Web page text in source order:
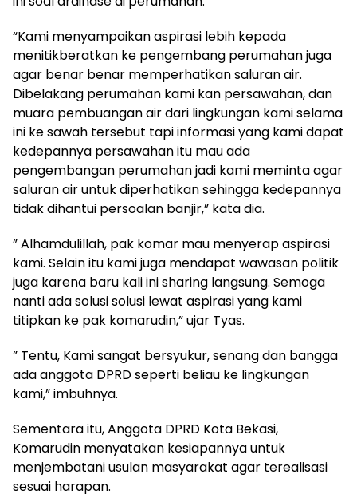
“Kami menyampaikan aspirasi lebih kepada
menitikberatkan ke pengembang perumahan juga
agar benar benar memperhatikan saluran air.
Dibelakang perumahan kami kan persawahan, dan
muara pembuangan air dari lingkungan kami selama
ini ke sawah tersebut tapi informasi yang kami dapat
kedepannya persawahan itu mau ada
pengembangan perumahan jadi kami meminta agar
saluran air untuk diperhatikan sehingga kedepannya
tidak dihantui persoalan banjir,” kata dia.
” Alhamdulillah, pak komar mau menyerap aspirasi
kami. Selain itu kami juga mendapat wawasan politik
juga karena baru kali ini sharing langsung. Semoga
nanti ada solusi solusi lewat aspirasi yang kami
titipkan ke pak komarudin,” ujar Tyas.
” Tentu, Kami sangat bersyukur, senang dan bangga
ada anggota DPRD seperti beliau ke lingkungan
kami,” imbuhnya.
Sementara itu, Anggota DPRD Kota Bekasi,
Komarudin menyatakan kesiapannya untuk
menjembatani usulan masyarakat agar terealisasi
sesuai harapan.